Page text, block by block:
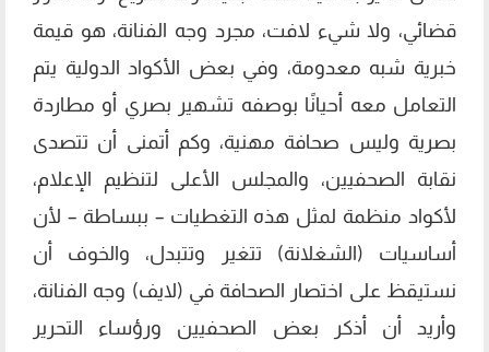
قضائي، ولا شيء لافت، مجرد وجه الفنانة، هو قيمة
خبرية شبه معدومة، وفي بعض الأكواد الدولية يتم
التعامل معه أحيانًا بوصفه تشهير بصري أو مطاردة
بصرية وليس صحافة مهنية، وكم أتمنى أن تتصدى
نقابة الصحفيين، والمجلس الأعلى لتنظيم الإعلام،
لأكواد منظمة لمثل هذه التغطيات – ببساطة – لأن
أساسيات (الشغلانة) تتغير وتتبدل، والخوف أن
نستيقظ على اختصار الصحافة في (لايف) وجه الفنانة،
وأريد أن أذكر بعض الصحفيين ورؤساء التحرير